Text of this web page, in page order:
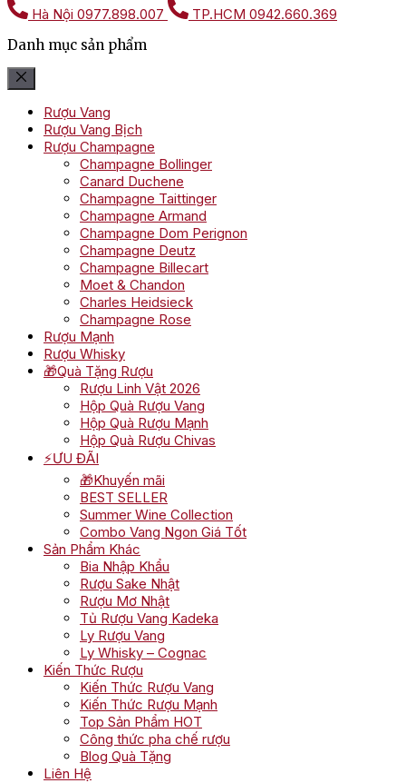
Hà Nội 0977.898.007 TP.HCM 0942.660.369
Danh mục sản phẩm
Rượu Vang
Rượu Vang Bịch
Rượu Champagne
Champagne Bollinger
Canard Duchene
Champagne Taittinger
Champagne Armand
Champagne Dom Perignon
Champagne Deutz
Champagne Billecart
Moet & Chandon
Charles Heidsieck
Champagne Rose
Rượu Mạnh
Rượu Whisky
🎁Quà Tặng Rượu
Rượu Linh Vật 2026
Hộp Quà Rượu Vang
Hộp Quà Rượu Mạnh
Hộp Quà Rượu Chivas
⚡ƯU ĐÃI
🎁Khuyến mãi
BEST SELLER
Summer Wine Collection
Combo Vang Ngon Giá Tốt
Sản Phẩm Khác
Bia Nhập Khẩu
Rượu Sake Nhật
Rượu Mơ Nhật
Tủ Rượu Vang Kadeka
Ly Rượu Vang
Ly Whisky – Cognac
Kiến Thức Rượu
Kiến Thức Rượu Vang
Kiến Thức Rượu Mạnh
Top Sản Phẩm HOT
Công thức pha chế rượu
Blog Quà Tặng
Liên Hệ